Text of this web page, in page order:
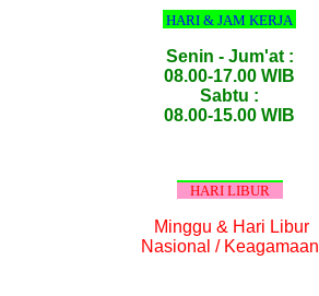
HARI & JAM KERJA
Senin - Jum'at :
08.00-17.00 WIB
Sabtu :
08.00-15.00 WIB
HARI LIBUR
Minggu & Hari Libur
Nasional / Keagamaan